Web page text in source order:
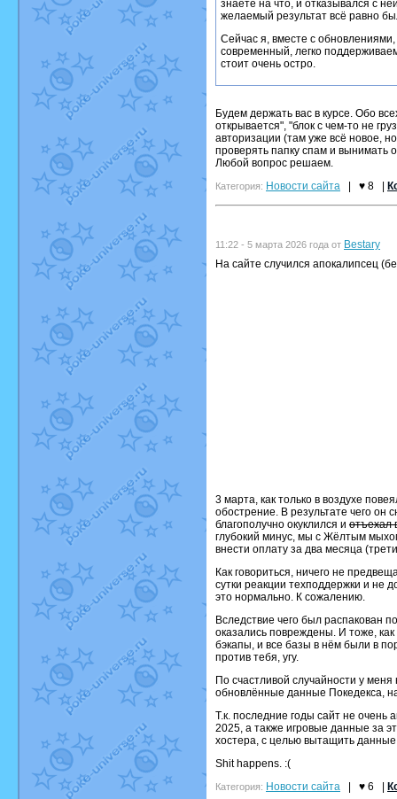
знаете на что, и отказывался с
желаемый результат всё равно
Сейчас я, вместе с
современный, легко
стоит очень остро.
Будем держать вас в курсе. Обо
открывается", "блок с чем-то не
авторизации (там уже всё новое,
проверять папку спам и вынимать
Любой вопрос решаем.
Категория: Новости сайта ♥ 8
11:22 - 5 марта 2026 года от Bestary
На сайте случился апокалипсец
3 марта, как только в воздухе
обострение. В результате чего он
благополучно окуклился и отъехал
глубокий минус, мы с Жёлтым
внести оплату за два месяца
Как говориться, ничего не
сутки реакции техподдержки и не
это нормально. К сожалению.
Вследствие чего был распакован
оказались повреждены. И тоже,
бэкапы, и все базы в нём были в
против тебя, угу.
По счастливой случайности у
обновлённые данные Покедекса,
Т.к. последние годы сайт не очень
2025, а также игровые данные за
хостера, с целью вытащить данные
Shit happens. :(
Категория: Новости сайта ♥ 6